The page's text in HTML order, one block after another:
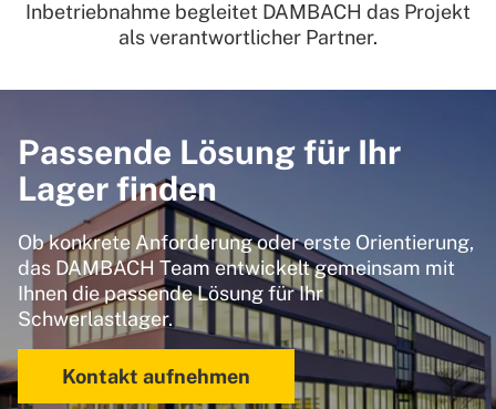
Inbetriebnahme begleitet DAMBACH das Projekt
als verantwortlicher Partner.
Passende Lösung für Ihr
Lager finden
Ob konkrete Anforderung oder erste Orientierung,
das DAMBACH Team entwickelt gemeinsam mit
Ihnen die passende Lösung für Ihr
Schwerlastlager.
Kontakt aufnehmen